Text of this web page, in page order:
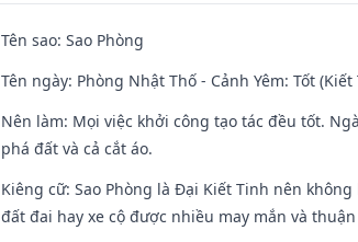
Tên sao: Sao Phòng
Tên ngày: Phòng Nhật Thố - Cảnh Yêm: Tốt
Nên làm: Mọi việc khởi công tạo tác đều tốt.
phá đất và cả cắt áo.
Kiêng cữ: Sao Phòng là Đại Kiết Tinh nên
đất đai hay xe cộ được nhiều may mắn và